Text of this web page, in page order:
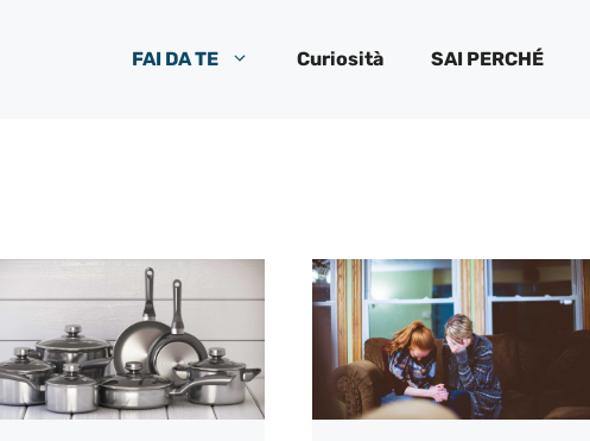
FAI DA TE Curiosità SAI PERCHÉ